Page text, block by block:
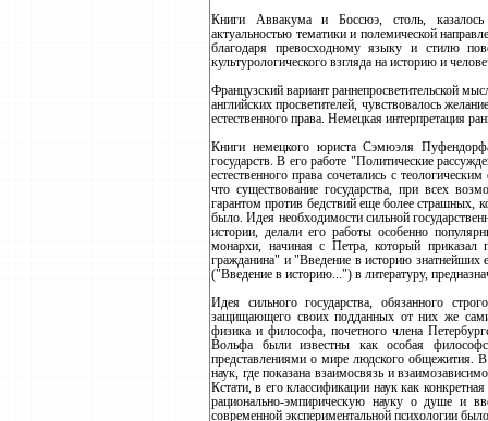
Книги Аввакума и Боссюэ, столь,
актуальностью тематики и полемической
благодаря превосходному языку и стилю
культурологического взгляда на историю и
Французский вариант раннепросветительской
английских просветителей, чувствовалось
естественного права. Немецкая интерпретация
Книги немецкого юриста Сэмюэля
государств. В его работе "Политические
естественного права сочетались с
что существование государства, при всех
гарантом против бедствий еще более страшных,
было. Идея необходимости сильной
истории, делали его работы особенно
монархи, начиная с Петра, который приказал
гражданина" и "Введение в историю знатнейших
("Введение в историю...") в литературу,
Идея сильного государства, обязанного
защищающего своих подданных от них же
физика и философа, почетного члена
Вольфа были известны как особая
представлениями о мире людского общежития.
наук, где показана взаимосвязь и
Кстати, в его классификации наук как
рационально-эмпирическую науку о душе и
современной экспериментальной психологии